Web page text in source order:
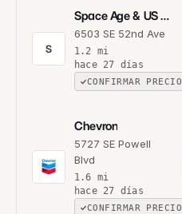
S
Space Age & US Market
6503 SE 52nd Ave
1.2 mi
hace 27 días
CONFIRMAR PRECIO
Chevron
5727 SE Powell
Blvd
1.6 mi
hace 27 días
CONFIRMAR PRECIO